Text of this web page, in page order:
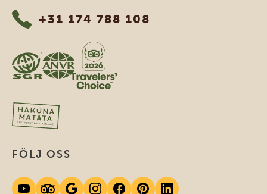
+31 174 788 108
FÖLJ OSS